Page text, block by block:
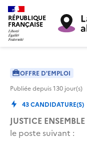
RÉPUBLIQUE
FRANÇAISE
OFFRE D'EMPLOI
Publiée depuis130 jour(s)
43CANDIDATURE(S)
JUSTICE ENSEMBLE
le poste suivant :